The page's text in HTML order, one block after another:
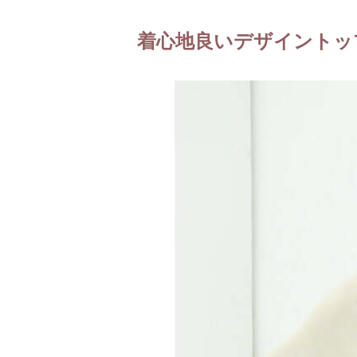
着心地良いデザイント